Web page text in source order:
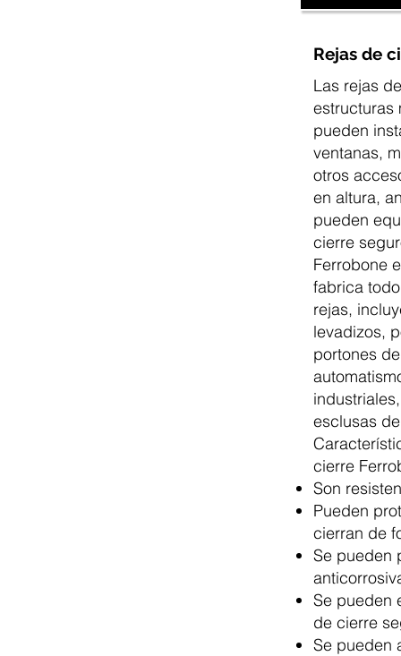
Rejas de
Las rejas
estructuras
pueden
ventanas,
otros
en altura,
pueden
cierre
Ferrobone
fabrica
rejas,
levadizos,
portones
esclusas
cierre
Son
Pueden
cierran de
Se pueden
Se pueden
de cierre
Se pueden